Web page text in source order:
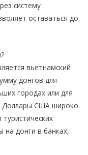
систему
оставаться до
вьетнамский
донгов для
городах или для
Доллары США широко
донги в банках,